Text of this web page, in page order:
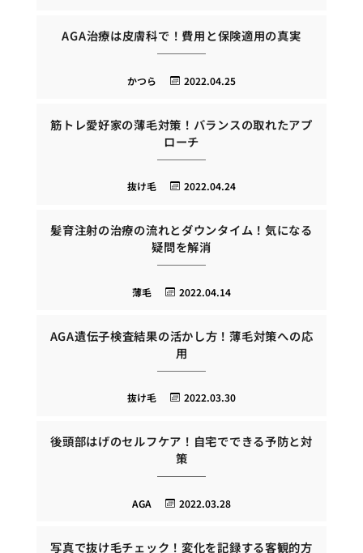
AGA治療は皮膚科で！費用と保険適用の真実
2022.04.25
かつら
筋トレ愛好家の薄毛対策！バランスの取れたアプ
ローチ
2022.04.24
抜け毛
髪育注射の治療の流れとダウンタイム！気になる
疑問を解消
2022.04.14
薄毛
AGA遺伝子検査結果の活かし方！薄毛対策への応
用
2022.03.30
抜け毛
後頭部はげのセルフケア！自宅でできる予防と対
策
2022.03.28
AGA
写真で抜け毛チェック！変化を記録する客観的方